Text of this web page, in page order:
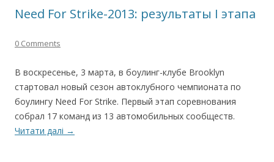
Need For Strike-2013: результаты I этапа
0 Comments
В воскресенье, 3 марта, в боулинг-клубе Brooklyn
стартовал новый сезон автоклубного чемпионата по
боулингу Need For Strike. Первый этап соревнования
собрал 17 команд из 13 автомобильных сообществ.
Читати далі →